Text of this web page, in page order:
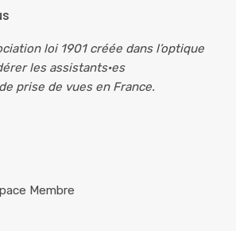
loi 1901 créée dans l’optique
les assistants·es
prise de vues en France.
Membre